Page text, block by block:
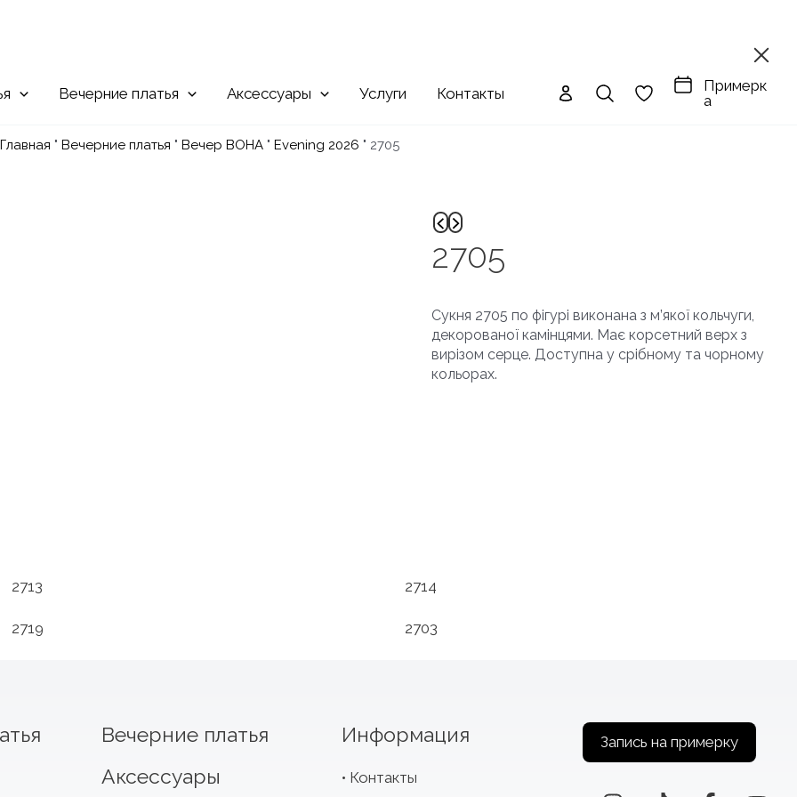
Вечерние Аксессуары Услуги Контакты
Примерк
а
Главная " Вечерние платья " Вечер ВОНА" Evening 2026 " 2705
2705
Сукня 2705 по фігурі виконана з м’якої кольчуги,
декорованої камінцями. Має корсетний верх з
вирізом серце. Доступна у срібному та чорному
кольорах.
2713 2714
2719 2703
Вечерние платья
Аксессуары
Информация
Контакты
Запись на примерку